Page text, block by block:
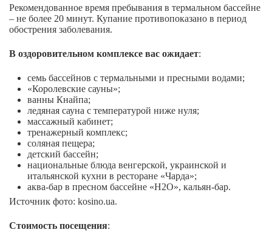
Рекомендованное время пребывания в термальном бассейне
– не более 20 минут. Купание противопоказано в период
обострения заболевания.
В оздоровительном комплексе вас ожидает:
семь бассейнов с термальными и пресными водами;
«Королевские сауны»;
ванны Кнайпа;
ледяная сауна с температурой ниже нуля;
массажный кабинет;
тренажерный комплекс;
соляная пещера;
детский бассейн;
национальные блюда венгерской, украинской и
итальянской кухни в ресторане «Чарда»;
аква-бар в пресном бассейне «Н2O», кальян-бар.
Источник фото: kosino.ua.
Стоимость посещения: